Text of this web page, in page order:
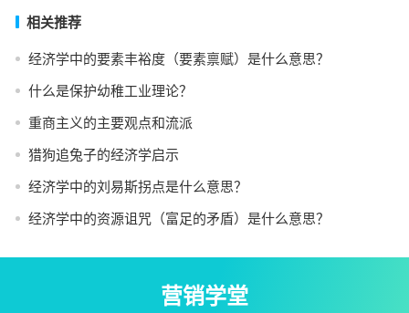
相关推荐
经济学中的要素丰裕度（要素禀赋）是什么意思？
什么是保护幼稚工业理论？
重商主义的主要观点和流派
猎狗追兔子的经济学启示
经济学中的刘易斯拐点是什么意思？
经济学中的资源诅咒（富足的矛盾）是什么意思？
营销学堂